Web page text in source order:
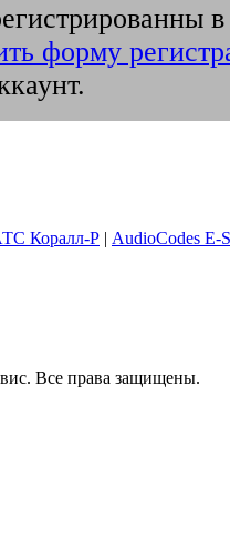
в
форму
Коралл-Р | AudioCodes E-
Все права защищены.